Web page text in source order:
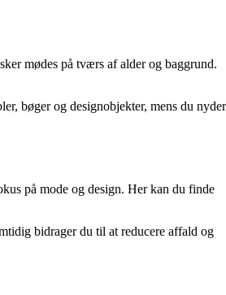
mødes på tværs af alder og baggrund.
bøger og designobjekter, mens du nyder
på mode og design. Her kan du finde
bidrager du til at reducere affald og